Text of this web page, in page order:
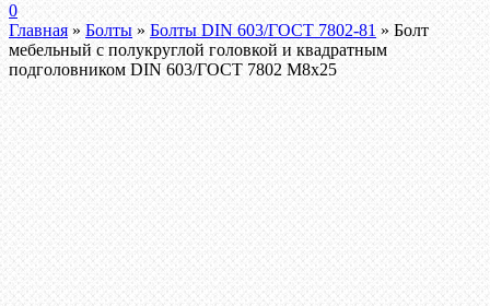
0
Главная » Болты » Болты DIN 603/ГОСТ 7802-81 » Болт
мебельный с полукруглой головкой и квадратным
подголовником DIN 603/ГОСТ 7802 М8х25